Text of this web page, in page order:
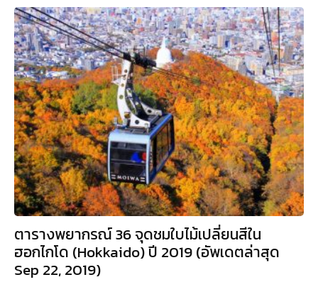
ตารางพยากรณ์ 36 จุดชมใบไม้เปลี่ยนสีใน
ฮอกไกโด (Hokkaido) ปี 2019 (อัพเดตล่าสุด
Sep 22, 2019)